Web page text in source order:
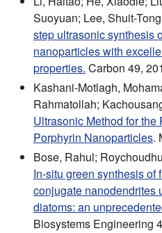
Suoyuan; Lee, Shuit-
step ultrasonic synthesis
nanoparticles with
properties. Carbon 49,
Kashani-Motlagh,
Rahmatollah;
Ultrasonic Method for
Porphyrin Nanoparticles.
Bose, Rahul;
In-situ green synthesis
conjugate nanodendrites
diatoms: an
Biosystems Engineering